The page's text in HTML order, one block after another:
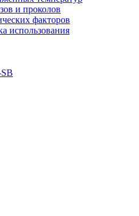
и проколов
факторов
использования